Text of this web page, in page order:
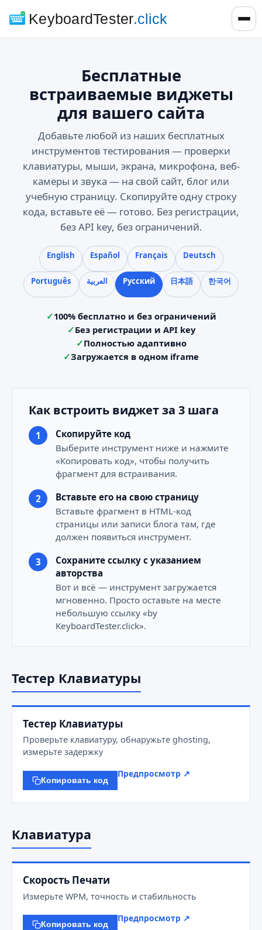
KeyboardTester.click
Бесплатные
встраиваемые виджеты
для вашего сайта
Добавьте любой из наших бесплатных
инструментов тестирования — проверки
клавиатуры, мыши, экрана, микрофона, веб-
камеры и звука — на свой сайт, блог или
учебную страницу. Скопируйте одну строку
кода, вставьте её — готово. Без регистрации,
без API key, без ограничений.
English Español Français Deutsch
Português العربية Русский 日本語 한국어
100% бесплатно и без ограничений
Без регистрации и API key
Полностью адаптивно
Загружается в одном iframe
Как встроить виджет за 3 шага
Скопируйте код
Выберите инструмент ниже и нажмите
«Копировать код», чтобы получить
фрагмент для встраивания.
Вставьте его на свою страницу
Вставьте фрагмент в HTML-код
страницы или записи блога там, где
должен появиться инструмент.
Сохраните ссылку с указанием
авторства
Вот и всё — инструмент загружается
мгновенно. Просто оставьте на месте
небольшую ссылку «by
KeyboardTester.click».
Тестер Клавиатуры
Тестер Клавиатуры
Проверьте клавиатуру, обнаружьте ghosting,
измерьте задержку
Копировать код
Предпросмотр ↗
Клавиатура
Скорость Печати
Измерьте WPM, точность и стабильность
Копировать код
Предпросмотр ↗